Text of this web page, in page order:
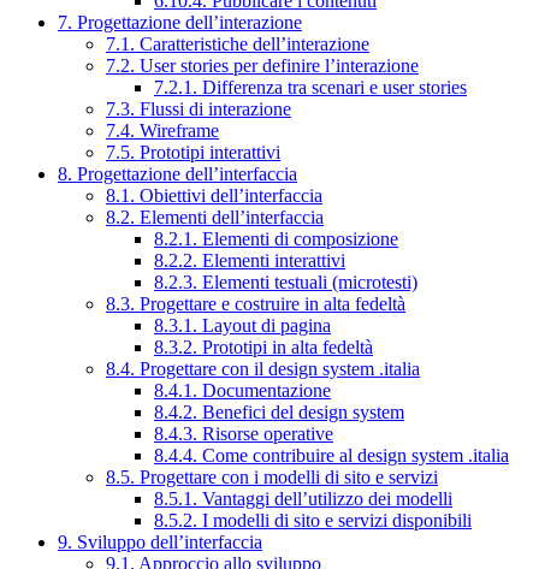
7. Progettazione dell’interazione
7.1. Caratteristiche dell’interazione
7.2. User stories per definire l’interazione
7.2.1. Differenza tra scenari e user stories
7.3. Flussi di interazione
7.4. Wireframe
7.5. Prototipi interattivi
8. Progettazione dell’interfaccia
8.1. Obiettivi dell’interfaccia
8.2. Elementi dell’interfaccia
8.2.1. Elementi di composizione
8.2.2. Elementi interattivi
8.2.3. Elementi testuali (microtesti)
8.3. Progettare e costruire in alta fedeltà
8.3.1. Layout di pagina
8.3.2. Prototipi in alta fedeltà
8.4. Progettare con il design system .italia
8.4.1. Documentazione
8.4.2. Benefici del design system
8.4.3. Risorse operative
8.4.4. Come contribuire al design system .italia
8.5. Progettare con i modelli di sito e servizi
8.5.1. Vantaggi dell’utilizzo dei modelli
8.5.2. I modelli di sito e servizi disponibili
9. Sviluppo dell’interfaccia
9.1. Approccio allo sviluppo